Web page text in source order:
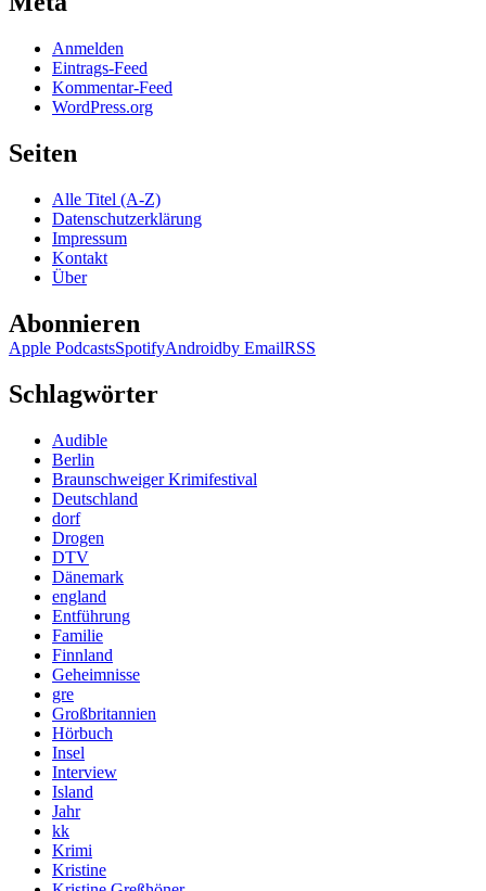
Anmelden
Eintrags-Feed
Kommentar-Feed
WordPress.org
Seiten
Alle Titel (A-Z)
Datenschutzerklärung
Impressum
Kontakt
Über
Abonnieren
Apple PodcastsSpotifyAndroidby EmailRSS
Schlagwörter
Audible
Berlin
Braunschweiger Krimifestival
Deutschland
dorf
Drogen
DTV
Dänemark
england
Entführung
Familie
Finnland
Geheimnisse
gre
Großbritannien
Hörbuch
Insel
Interview
Island
Jahr
kk
Krimi
Kristine